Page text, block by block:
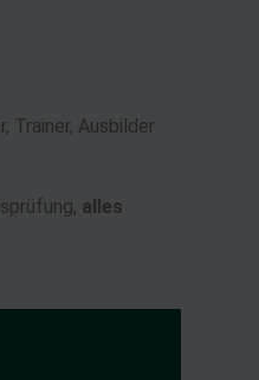
Trainer, Ausbilder
alles